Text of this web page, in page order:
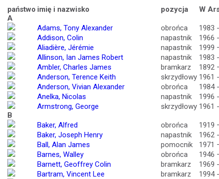
państwo imię i nazwisko pozycja
W
A
Adams, Tony Alexander
obrońca
1983
Addison, Colin
napastnik
1966
Aliadière, Jérémie
napastnik
1999
Allinson, Ian James Robert
napastnik
1983
Ambler, Charles James
bramkarz
1892
Anderson, Terence Keith
skrzydłowy 1961
Anderson, Vivian Alexander
obrońca
1984
Anelka, Nicolas
napastnik
1996
Armstrong, George
skrzydłowy 1961
B
Baker, Alfred
obrońca
1919
Baker, Joseph Henry
napastnik
1962
Ball, Alan James
pomocnik
1971
Barnes, Walley
obrońca
1946
Barnett, Geoffrey Colin
bramkarz
1969
Bartram, Vincent Lee
bramkarz
1994